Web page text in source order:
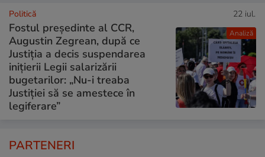
Analiză
Politică 22 iul.
Fostul președinte al CCR,
Augustin Zegrean, după ce
Justiția a decis suspendarea
inițierii Legii salarizării
bugetarilor: „Nu-i treaba
Justiției să se amestece în
legiferare”
PARTENERI